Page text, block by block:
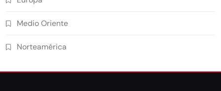
Medio Oriente
Norteamérica